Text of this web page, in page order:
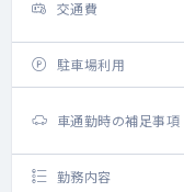
交通費
駐車場利用
車通勤時の補足事項
勤務内容